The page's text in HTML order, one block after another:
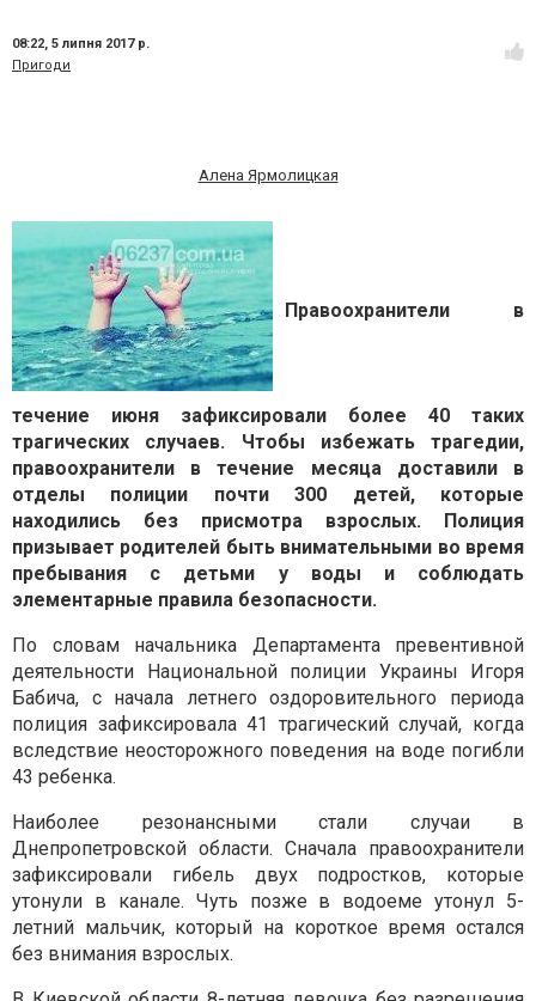
08:22, 5 липня 2017 р.
Пригоди
Алена Ярмолицкая
Правоохранители в
течение июня зафиксировали более 40 таких
трагических случаев. Чтобы избежать трагедии,
правоохранители в течение месяца доставили в
отделы полиции почти 300 детей, которые
находились без присмотра взрослых. Полиция
призывает родителей быть внимательными во время
пребывания с детьми у воды и соблюдать
элементарные правила безопасности.
По словам начальника Департамента превентивной
деятельности Национальной полиции Украины Игоря
Бабича, с начала летнего оздоровительного периода
полиция зафиксировала 41 трагический случай, когда
вследствие неосторожного поведения на воде погибли
43 ребенка.
Наиболее резонансными стали случаи в
Днепропетровской области. Сначала правоохранители
зафиксировали гибель двух подростков, которые
утонули в канале. Чуть позже в водоеме утонул 5-
летний мальчик, который на короткое время остался
без внимания взрослых.